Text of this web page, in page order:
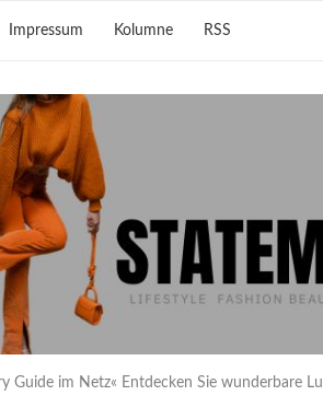
Impressum Kolumne RSS
Guide im Netz« Entdecken Sie wunderbare